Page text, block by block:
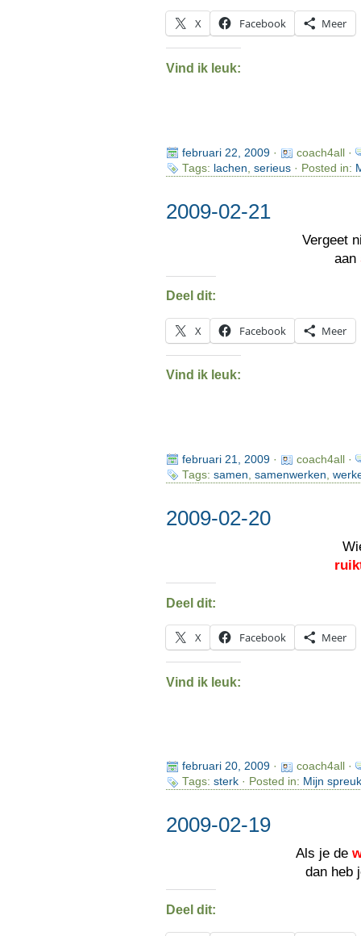
X Facebook Meer
Vind ik leuk:
februari 22, 2009·
coach4all ·
Tags: lachen serieus· Posted in:
2009-02-21
Vergeet
aan
Deel dit:
X Facebook Meer
Vind ik leuk:
februari 21, 2009·
coach4all ·
Tags: samen, samenwerken,
2009-02-20
Deel dit:
X Facebook Meer
Vind ik leuk:
februari 20, 2009·
coach4all ·
Tags: sterk· Posted in: Mijn
2009-02-19
Als je de
dan heb
Deel dit: